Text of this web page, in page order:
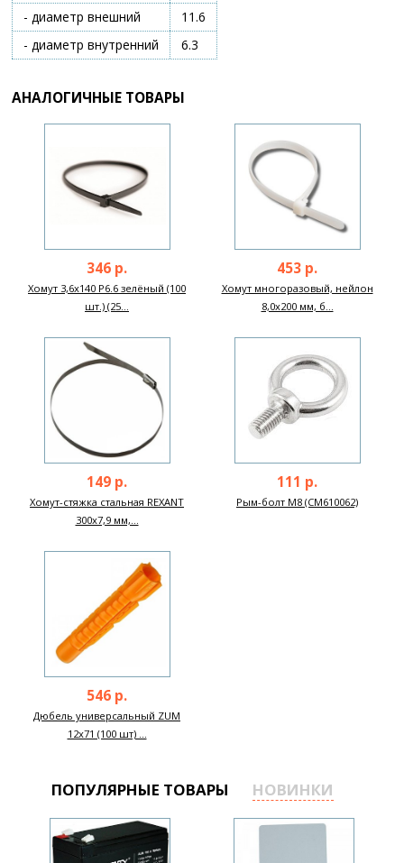
- диаметр внешний
11.6
- диаметр внутренний
6.3
АНАЛОГИЧНЫЕ ТОВАРЫ
346 р.
Хомут 3,6х140 P6.6 зелёный (100
шт.) (25...
453 р.
Хомут многоразовый, нейлон
8,0х200 мм, б...
149 р.
Хомут-стяжка стальная REXANT
300x7,9 мм,...
111 р.
Рым-болт M8 (CM610062)
546 р.
Дюбель универсальный ZUM
12х71 (100 шт) ...
ПОПУЛЯРНЫЕ ТОВАРЫ НОВИНКИ